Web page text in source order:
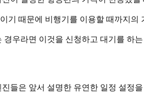
기 때문에 비행기를 이용할 때까지의
경우라면 이것을 신청하고 대기를 하
들은 앞서 설명한 유연한 일정 설정